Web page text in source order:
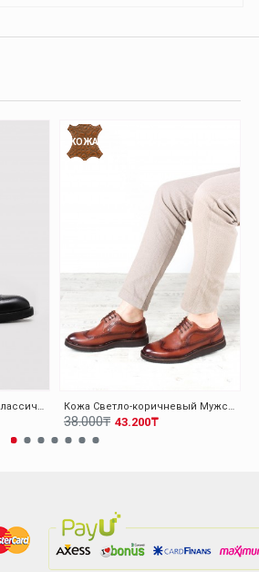
Кожа Черный Мужская Классическая Обувь 095MA4051-1
КОЖА
Кожа Светло-коричневый Мужская Классическая Обувь 095MA4051-1
43.200₸
38.000₸